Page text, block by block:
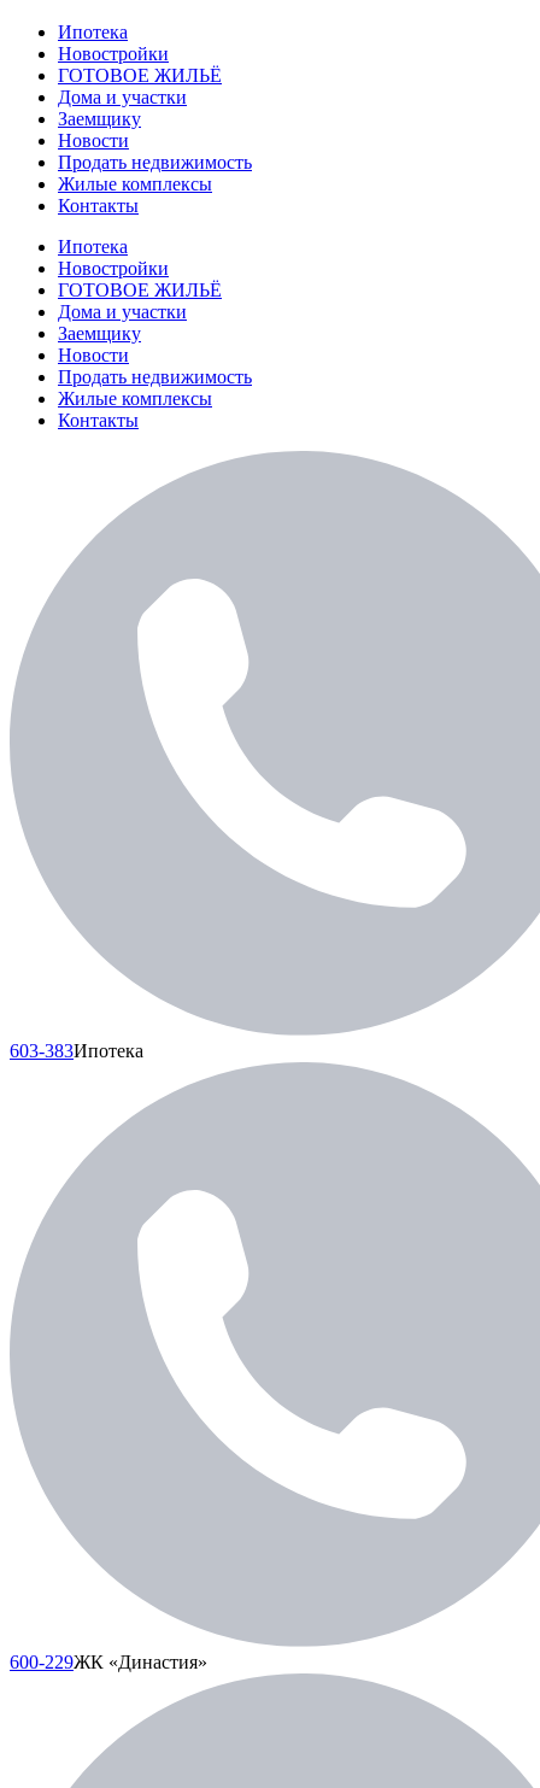
Ипотека
Новостройки
ГОТОВОЕ ЖИЛЬЁ
Дома и участки
Заемщику
Новости
Продать недвижимость
Жилые комплексы
Контакты
Ипотека
Новостройки
ГОТОВОЕ ЖИЛЬЁ
Дома и участки
Заемщику
Новости
Продать недвижимость
Жилые комплексы
Контакты
603-383Ипотека
600-229ЖК «Династия»